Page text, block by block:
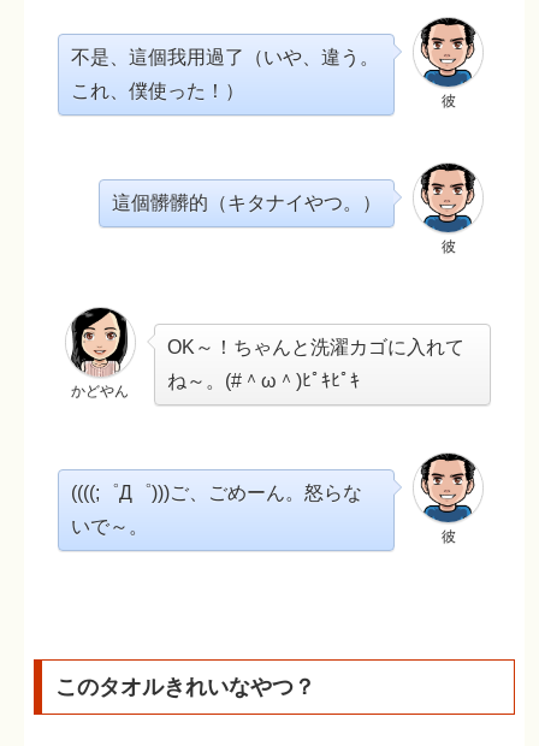
彼
不是、這個我用過了（いや、違う。
これ、僕使った！）
彼
這個髒髒的（キタナイやつ。）
かどやん
OK～！ちゃんと洗濯カゴに入れて
ね～。(#＾ω＾)ﾋﾟｷﾋﾟｷ
彼
((((;゜Д゜)))ご、ごめーん。怒らな
いで～。
このタオルきれいなやつ？